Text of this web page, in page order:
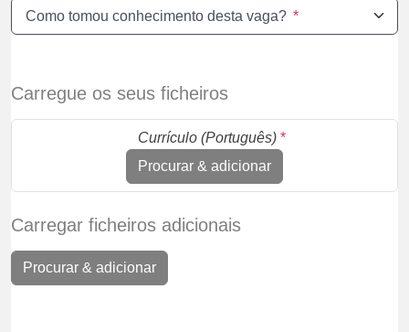
Como tomou conhecimento desta vaga? *
Carregue os seus ficheiros
Currículo (Português) *
Procurar & adicionar
Carregar ficheiros adicionais
Procurar & adicionar